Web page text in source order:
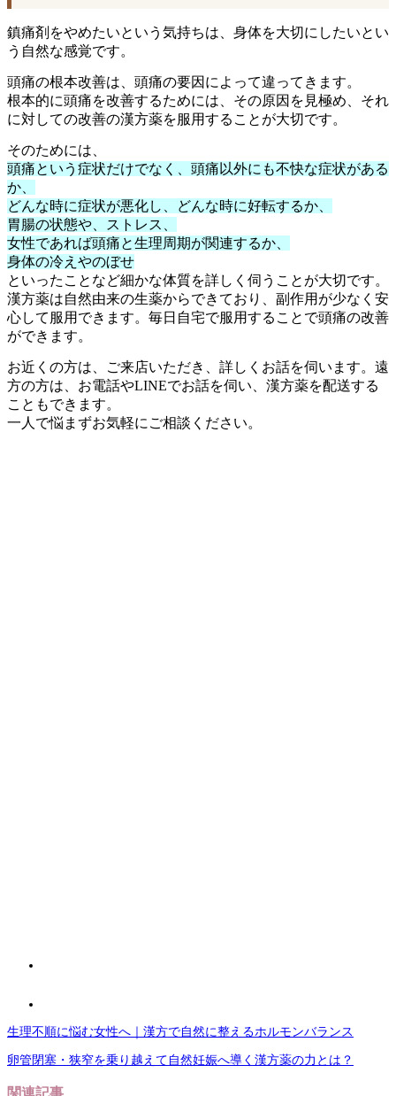
鎮痛剤をやめたいという気持ちは、身体を大切にしたいとい
う自然な感覚です。
頭痛の根本改善は、頭痛の要因によって違ってきます。
根本的に頭痛を改善するためには、その原因を見極め、それ
に対しての改善の漢方薬を服用することが大切です。
そのためには、
頭痛という症状だけでなく、頭痛以外にも不快な症状がある
か、
どんな時に症状が悪化し、どんな時に好転するか、
胃腸の状態や、ストレス、
女性であれば頭痛と生理周期が関連するか、
身体の冷えやのぼせ
といったことなど細かな体質を詳しく伺うことが大切です。
漢方薬は自然由来の生薬からできており、副作用が少なく安
心して服用できます。毎日自宅で服用することで頭痛の改善
ができます。
お近くの方は、ご来店いただき、詳しくお話を伺います。遠
方の方は、お電話やLINEでお話を伺い、漢方薬を配送する
こともできます。
一人で悩まずお気軽にご相談ください。
生理不順に悩む女性へ｜漢方で自然に整えるホルモンバランス
卵管閉塞・狭窄を乗り越えて自然妊娠へ導く漢方薬の力とは？